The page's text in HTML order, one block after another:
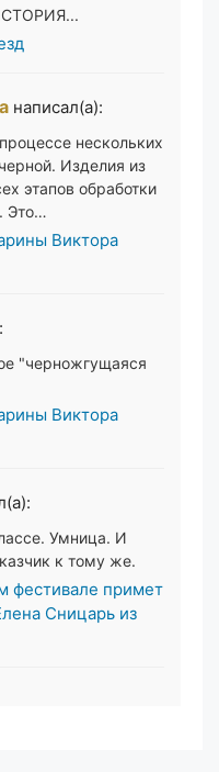
написал(а):
нескольких
Изделия из
этапов обработки
Это…
Виктора
"черножгущаяся
Виктора
Умница. И
к тому же.
фестивале примет
Сницарь из